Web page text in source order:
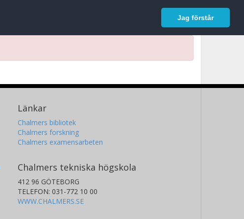
Jag förstår
Logga in
Länkar
Chalmers bibliotek
Chalmers forskning
Chalmers examensarbeten
Chalmers tekniska högskola
412 96 GÖTEBORG
TELEFON: 031-772 10 00
WWW.CHALMERS.SE